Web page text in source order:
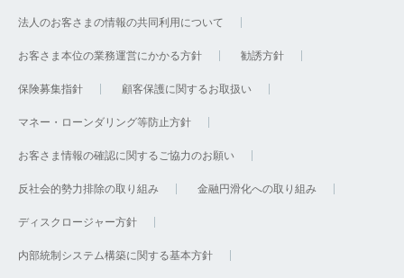
法人のお客さまの情報の共同利用について
お客さま本位の業務運営にかかる方針 勧誘方針
保険募集指針 顧客保護に関するお取扱い
マネー・ローンダリング等防止方針
お客さま情報の確認に関するご協力のお願い
反社会的勢力排除の取り組み 金融円滑化への取り組み
ディスクロージャー方針
内部統制システム構築に関する基本方針